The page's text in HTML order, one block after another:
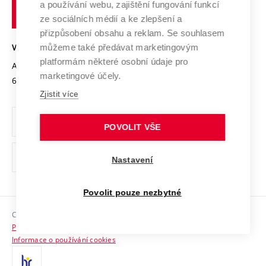
Transfer znalostí
Open Science
Projekty
Projekty ze strukturálních fondů
Specifický výzkum
Mezinárodní dohody
Univerzitní sítě
Podnikavá univerzita / ContriBUTe
Bezpečná univerzita
Vyznamenání
Organizační struktura
Ochrana osobních údajů
odkaz)
Sociální bezpečí
HR Award
technické
Brně
VYSOKÉ UČENÍ TECHNICKÉ V BRNĚ
Antonínská 548/1
602 00 Brno
www.vut.cz
vut@vutbr.cz
Copyright © 2026 VUT
Prohlášení o přístupnosti
Informace o používání cookies
a používání webu, zajištění fungování funkcí
ze sociálních médií a ke zlepšení a
přizpůsobení obsahu a reklam. Se souhlasem
můžeme také předávat marketingovým
platformám některé osobní údaje pro
marketingové účely.
Zjistit více
POVOLIT VŠE
Nastavení
Povolit pouze nezbytné